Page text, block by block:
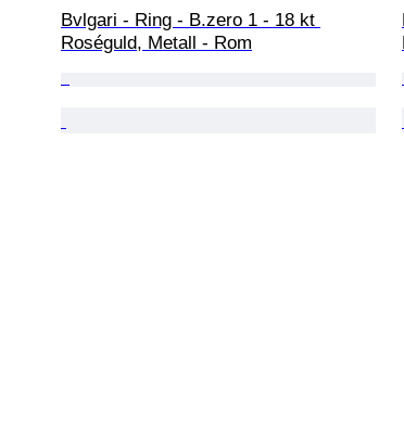
Bvlgari - Ring - B.zero 1 - 18 kt
Roséguld, Metall - Rom